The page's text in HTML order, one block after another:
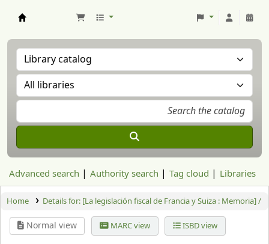
Advanced search Authority search Tag cloud Libraries
Home Details for: [La legislación fiscal de Francia y Suiza : Memoria] /
Normal view MARC view ISBD view